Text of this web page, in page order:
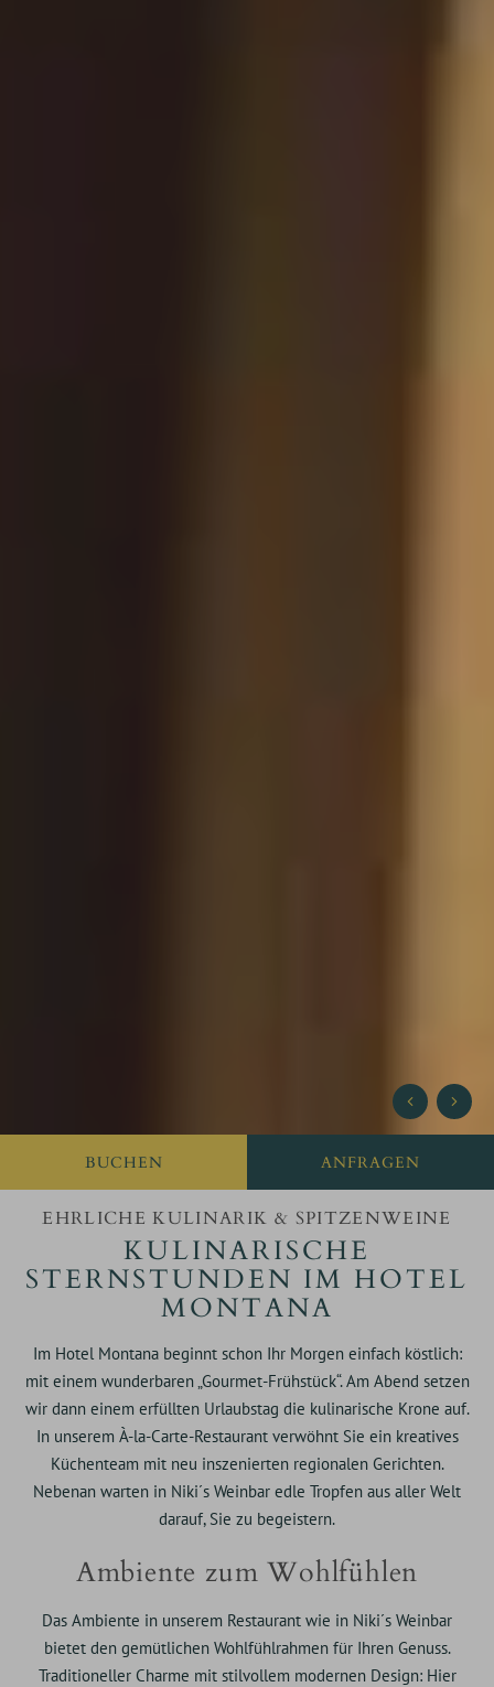
BUCHEN
EHRLICHE KULINARIK & SPITZENWEINE
KULINARISCHE
STERNSTUNDEN IM HOTEL
MONTANA
Im Hotel Montana beginnt schon Ihr Morgen einfach köstlich:
mit einem wunderbaren „Gourmet-Frühstück“. Am Abend setzen
wir dann einem erfüllten Urlaubstag die kulinarische Krone auf.
In unserem À-la-Carte-Restaurant verwöhnt Sie ein kreatives
Küchenteam mit neu inszenierten regionalen Gerichten.
Nebenan warten in Niki´s Weinbar edle Tropfen aus aller Welt
darauf, Sie zu begeistern.
Ambiente zum Wohlfühlen
Das Ambiente in unserem Restaurant wie in Niki´s Weinbar
bietet den gemütlichen Wohlfühlrahmen für Ihren Genuss.
Traditioneller Charme mit stilvollem modernen Design: Hier